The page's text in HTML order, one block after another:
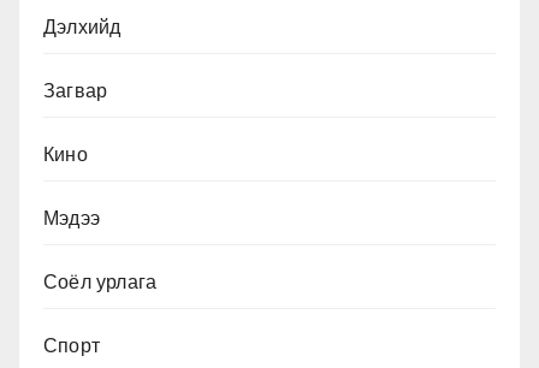
Дэлхийд
Загвар
Кино
Мэдээ
Соёл урлага
Спорт